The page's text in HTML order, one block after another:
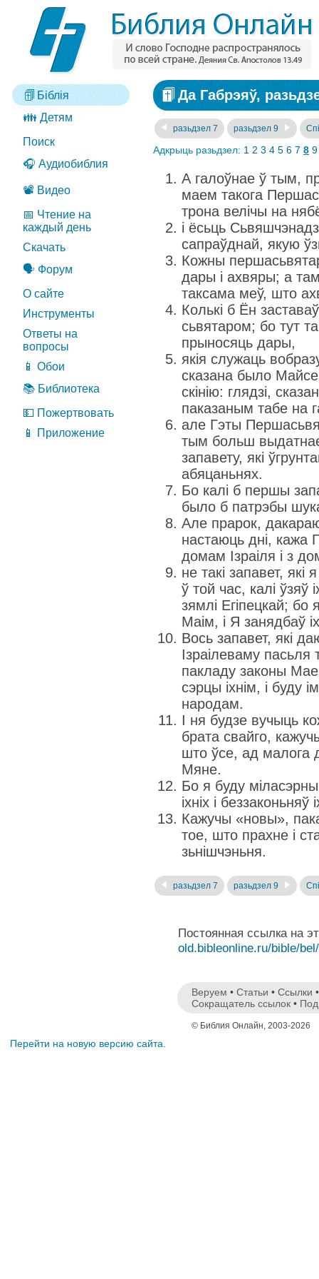
Біблія
👪 Детям
Поиск
🎧 Аудиобиблия
📽️ Видео
📅 Чтение на
каждый день
Скачать
🗣️ Форум
О сайте
Инструменты
Ответы на
вопросы
📱 Обои
📚 Библиотека
💵 Пожертвовать
📱 Приложение
Да Габрэяў,
разьдзел 7 разьдзел 9
Адкрыць разьдзел: 1 2 3 4 5 6 7 8 9
А галоўнае ў тым,
маем такога
трона велічы на
і ёсьць
сапраўднай, якую
Кожны
дары і ахвяры; а
таксама меў, што
Колькі б Ён
сьвятаром; бо тут
прыносяць дары,
якія служаць
сказана было
скінію: глядзі,
паказаным табе на
але Гэты
тым больш
запавету, які
абяцаньнях.
Бо калі б першы
было б патрэбы
Але прарок,
настаюць дні, кажа
домам Ізраіля і з
не такі запавет, які
ў той час, калі ўзяў
зямлі Егіпецкай;
Маім, і Я занядбаў
Вось запавет, які
Ізраілеваму
пакладу законы Мае
сэрцы іхнім, і буду
народам.
І ня будзе вучыць
брата свайго,
што ўсе, ад малога
Мяне.
Бо я буду міласэрны
іхніх і
Кажучы «новы»,
тое, што прахне і
зьнішчэньня.
разьдзел 7 разьдзел 9
Постоянная ссылка на
old.bibleonline.ru/bible/
Веруем • Статьи • Ссылки
Сокращатель ссылок •
© Библия Онлайн, 2003-2026
Перейти на новую версию сайта.